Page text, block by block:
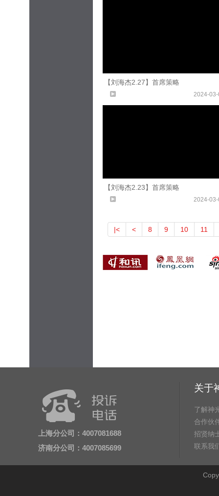
【刘海杰2.27】首席策略
2024-
【刘海杰2.23】首席策略
2024-
|< < 8 9 10 11
上海分公司：4007081688
济南分公司：4007085699
关于
了解神
合作伙
招贤纳
联系我